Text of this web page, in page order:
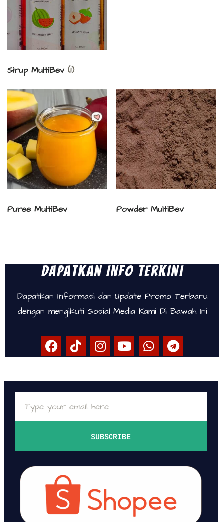
Sirup MultiBev (1)
Puree MultiBev Powder MultiBev
Dapatkan Info Terkini
Dapatkan Informasi dan Update Promo Terbaru
dengan mengikuti Sosial Media Kami Di Bawah Ini
SUBSCRIBE